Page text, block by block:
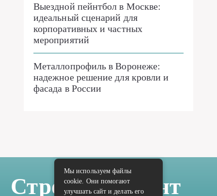
Выездной пейнтбол в Москве:
идеальный сценарий для
корпоративных и частных
мероприятий
Металлопрофиль в Воронеже:
надежное решение для кровли и
фасада в России
Стройка Ремонт
Мы используем файлы
cookie. Они помогают
улучшать сайт и делать его